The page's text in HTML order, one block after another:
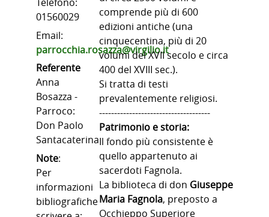
01560029
Email:
parrocchia.rosazza@virgilio.it
Referente
Anna
Bosazza -
Parroco:
Don Paolo
Santacaterina
Note:
Per
informazioni
bibliografiche
comprende più di 600
edizioni antiche (una
cinquecentina, più di 20
volumi del XVII secolo e circa
400 del XVIII sec.).
Si tratta di testi
prevalentemente religiosi.
-------------------------------------
Patrimonio e storia:
Il fondo più consistente è
quello appartenuto ai
sacerdoti Fagnola.
La biblioteca di don Giuseppe
Maria Fagnola, preposto a
Occhieppo Superiore